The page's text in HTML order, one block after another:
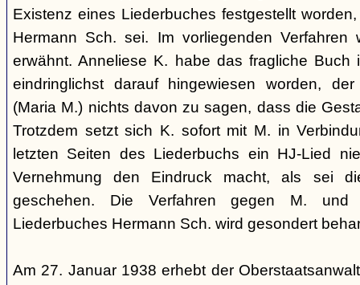
Existenz eines Liederbuches festgestellt
Hermann Sch. sei. Im vorliegenden Verfahren
erwähnt. Anneliese K. habe das fragliche Buch
eindringlichst darauf hingewiesen worden,
(Maria M.) nichts davon zu sagen, dass die
Trotzdem setzt sich K. sofort mit M. in
letzten Seiten des Liederbuchs ein HJ-Lied
Vernehmung den Eindruck macht, als sei
geschehen. Die Verfahren gegen M. und
Liederbuches Hermann Sch. wird gesondert
Am 27. Januar 1938 erhebt der